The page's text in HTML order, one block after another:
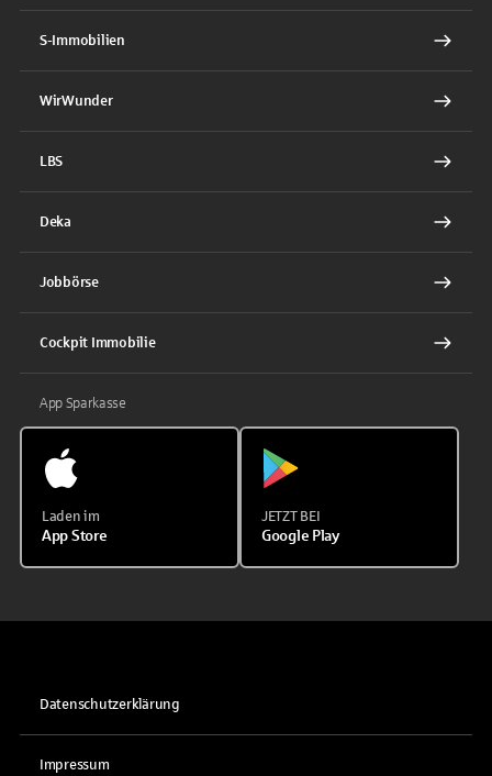
S-Immobilien
WirWunder
LBS
Deka
Jobbörse
Cockpit Immobilie
App Sparkasse
Laden im
App Store
JETZT BEI
Google Play
Datenschutzerklärung
Impressum